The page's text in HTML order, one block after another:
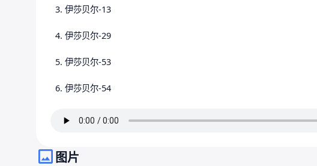
3. 伊莎贝尔-13
4. 伊莎贝尔-29
5. 伊莎贝尔-53
6. 伊莎贝尔-54
图片